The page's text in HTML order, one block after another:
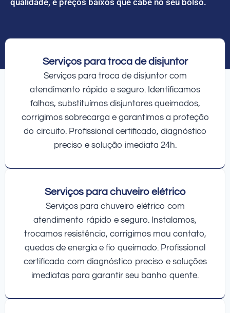
Serviços para troca de disjuntor
Serviços para troca de disjuntor com
atendimento rápido e seguro. Identificamos
falhas, substituímos disjuntores queimados,
corrigimos sobrecarga e garantimos a proteção
do circuito. Profissional certificado, diagnóstico
preciso e solução imediata 24h.
Serviços para chuveiro elétrico
Serviços para chuveiro elétrico com
atendimento rápido e seguro. Instalamos,
trocamos resistência, corrigimos mau contato,
quedas de energia e fio queimado. Profissional
certificado com diagnóstico preciso e soluções
imediatas para garantir seu banho quente.